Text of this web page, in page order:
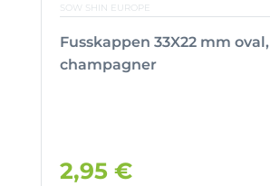
SOW SHIN EUROPE
Fusskappen 33X22 mm oval,
champagner
2,95 €